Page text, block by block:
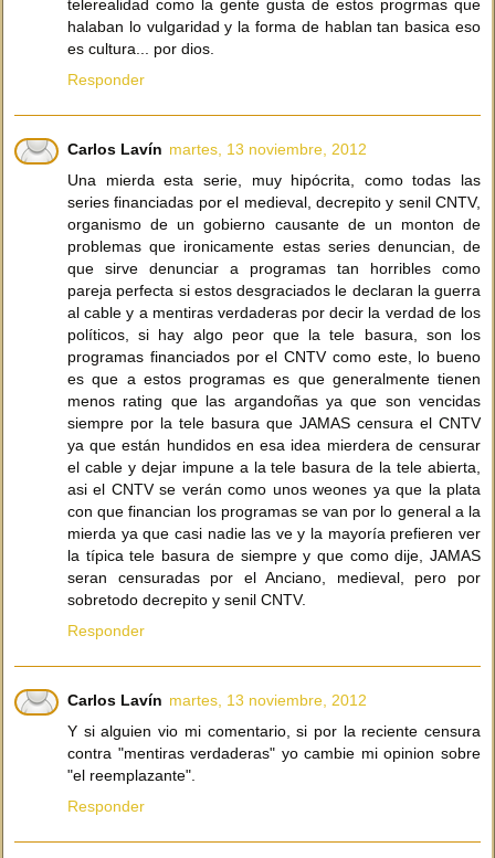
telerealidad como la gente gusta de estos progrmas que
halaban lo vulgaridad y la forma de hablan tan basica eso
es cultura... por dios.
Responder
Carlos Lavín martes, 13 noviembre, 2012
Una mierda esta serie, muy hipócrita, como todas las
series financiadas por el medieval, decrepito y senil CNTV,
organismo de un gobierno causante de un monton de
problemas que ironicamente estas series denuncian, de
que sirve denunciar a programas tan horribles como
pareja perfecta si estos desgraciados le declaran la guerra
al cable y a mentiras verdaderas por decir la verdad de los
políticos, si hay algo peor que la tele basura, son los
programas financiados por el CNTV como este, lo bueno
es que a estos programas es que generalmente tienen
menos rating que las argandoñas ya que son vencidas
siempre por la tele basura que JAMAS censura el CNTV
ya que están hundidos en esa idea mierdera de censurar
el cable y dejar impune a la tele basura de la tele abierta,
asi el CNTV se verán como unos weones ya que la plata
con que financian los programas se van por lo general a la
mierda ya que casi nadie las ve y la mayoría prefieren ver
la típica tele basura de siempre y que como dije, JAMAS
seran censuradas por el Anciano, medieval, pero por
sobretodo decrepito y senil CNTV.
Responder
Carlos Lavín martes, 13 noviembre, 2012
Y si alguien vio mi comentario, si por la reciente censura
contra "mentiras verdaderas" yo cambie mi opinion sobre
"el reemplazante".
Responder